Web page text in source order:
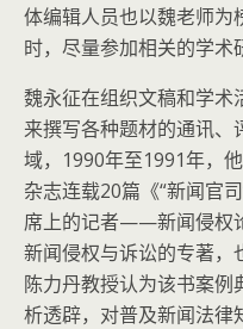
体编辑人员也以魏老师为
时，尽量参加相关的学术
魏永征在组织文稿和学术
来撰写各种题材的通讯
域，1990年至1991年，
杂志连载20篇《“新闻官
席上的记者——新闻侵权
新闻侵权与诉讼的专著，
陈力丹教授认为该书案例
析透辟，对普及新闻法律